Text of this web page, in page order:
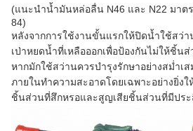
(แนะนำน้ำมันหล่อลื่น N46 และ N22 มาต
84)
หลังจากการใช้งานขั้นแรกให้ปิดน้ำใช้สว่า
เป่าหยดน้ำที่เหลือออกเพื่อป้องกันไม่ให้ชิ้น
หากมักใช้สว่านควรบำรุงรักษาอย่างสม่ำเ
ภายในทำความสะอาดโดยเฉพาะอย่างยิ่ง
ชิ้นส่วนที่สึกหรอและสูญเสียชิ้นส่วนที่มีปร